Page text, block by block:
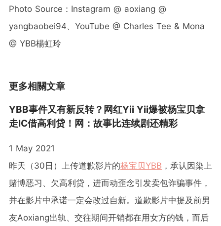
Photo Source：Instagram @ aoxiang @
yangbaobei94、YouTube @ Charles Tee & Mona
@ YBB楊虹玲
更多相關文章
YBB事件又有新反转？网红Yii Yii爆被杨宝贝拿
走IC借高利贷！网：故事比连续剧还精彩
1 May 2021
昨天（30日）上传道歉影片的杨宝贝YBB ，承认因染上
赌博恶习、欠高利贷，进而动歪念引发卖包诈骗事件，
并在影片中承诺一定会改过自新。道歉影片中提及前男
友Aoxiang出轨、交往期间开销都在用女方的钱，而后